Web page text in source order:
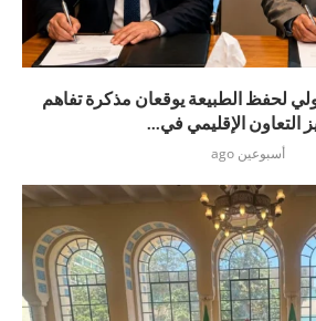
لحفظ الطبيعة يوقعان مذكرة تفاهم
التعاون الإقليمي في...
أسبوعين ago